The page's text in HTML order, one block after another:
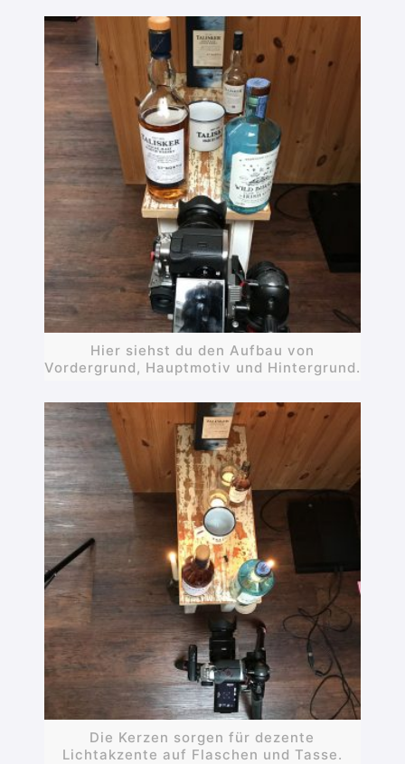
Hier siehst du den Aufbau von
Vordergrund, Hauptmotiv und Hintergrund.
Die Kerzen sorgen für dezente
Lichtakzente auf Flaschen und Tasse.